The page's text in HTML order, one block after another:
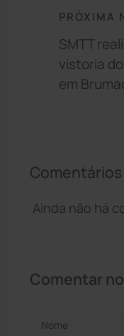
PRÓXIMA
SMTT
vistoria
em
Comentários
Ainda não há
Comentar